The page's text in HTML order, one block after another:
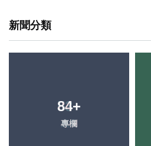
新聞分類
84+
專欄